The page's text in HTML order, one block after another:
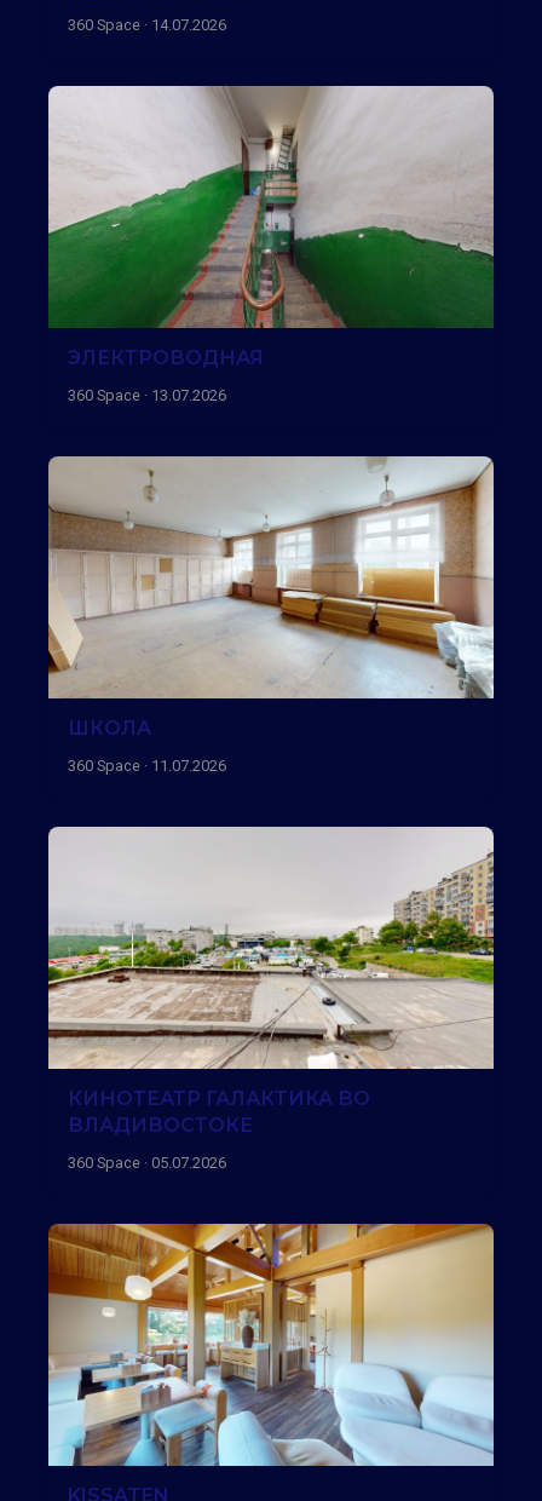
360 Space · 14.07.2026
ЭЛЕКТРОВОДНАЯ
360 Space · 13.07.2026
ШКОЛА
360 Space · 11.07.2026
КИНОТЕАТР ГАЛАКТИКА ВО
ВЛАДИВОСТОКЕ
360 Space · 05.07.2026
KISSATEN